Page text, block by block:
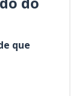
que